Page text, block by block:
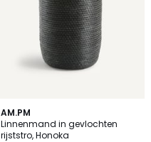
AM.PM
Linnenmand in gevlochten
rijststro, Honoka
4.4
/ 5